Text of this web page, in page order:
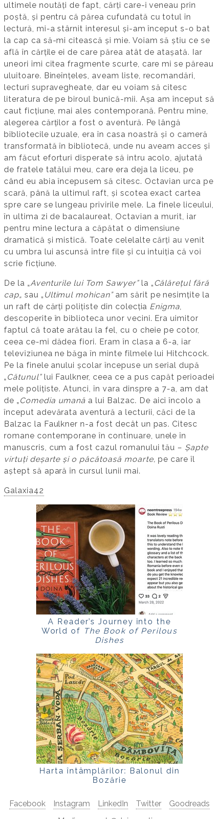
ultimele noutăți de fapt, cărți care-i veneau prin
poștă, și pentru că părea cufundată cu totul în
lectură, mi-a stârnit interesul și-am început s-o bat
la cap ca să-mi citească și mie. Voiam să știu ce se
află în cărțile ei de care părea atât de atașată. Iar
uneori îmi citea fragmente scurte, care mi se păreau
uluitoare. Bineînțeles, aveam liste, recomandări,
lecturi supravegheate, dar eu voiam să citesc
literatura de pe biroul bunică-mii. Așa am început să
caut ficțiune, mai ales contemporană. Pentru mine,
alegerea cărților a fost o aventură. Pe lângă
bibliotecile uzuale, era în casa noastră și o cameră
transformată în bibliotecă, unde nu aveam acces și
am făcut eforturi disperate să intru acolo, ajutată
de fratele tatălui meu, care era deja la liceu, pe
când eu abia începusem să citesc. Octavian urca pe
scară, până la ultimul raft, și scotea exact cartea
spre care se lungeau privirile mele. La finele liceului,
în ultima zi de bacalaureat, Octavian a murit, iar
pentru mine lectura a căpătat o dimensiune
dramatică și mistică. Toate celelalte cărți au venit
cu umbra lui ascunsă între file și cu intuiția că voi
scrie ficțiune.
De la „Aventurile lui Tom Sawyer”la „ Călărețul fără
cap„ sau „ Ultimul mohican”am sărit pe nesimțite la
un raft de cărți polițiste din colecția Enigma,
descoperite în biblioteca unor vecini. Era uimitor
faptul că toate arătau la fel, cu o cheie pe cotor,
ceea ce-mi dădea fiori. Eram în clasa a 6-a, iar
televiziunea ne băga în minte filmele lui Hitchcock.
Pe la finele anului școlar începuse un serial după
„ Cătunul”lui Faulkner, ceea ce a pus capăt perioadei
mele polițiste. Atunci, în vara dinspre a 7-a, am dat
de „ Comedia umană a lui Balzac. De aici încolo a
început adevărata aventură a lecturii, căci de la
Balzac la Faulkner n-a fost decât un pas. Citesc
romane contemporane în continuare, unele în
manuscris, cum a fost cazul romanului tău – Șapte
virtuți deșarte și o păcătoasă moarte, pe care îl
aștept să apară în cursul lunii mai.
Galaxia42
A Reader’s Journey into the
World of The Book of Perilous
Dishes
Harta întâmplărilor: Balonul din
Bozărie
Facebook Instagram LinkedIn Twitter
Goodreads